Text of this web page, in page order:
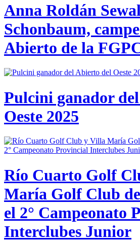
Anna Roldán
Schonbaum,
Abierto de la
Pulcini ganador
Oeste 2025
Río Cuarto Golf
María Golf Club
el 2° Campeonato
Interclubes Junior